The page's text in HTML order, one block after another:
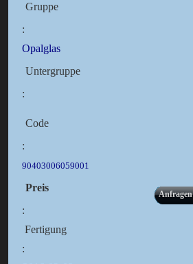
Gruppe
:
Opalglas
Untergruppe
:
Code
:
90403006059001
Preis
:
Anfragen
Fertigung
: